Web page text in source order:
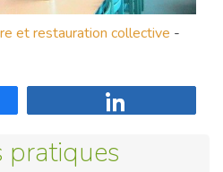
et restauration collective -
pratiques